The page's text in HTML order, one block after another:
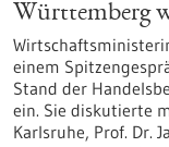
Württemberg
einem
Stand der
ein. Sie diskutierte
Karlsruhe, Prof. Dr.